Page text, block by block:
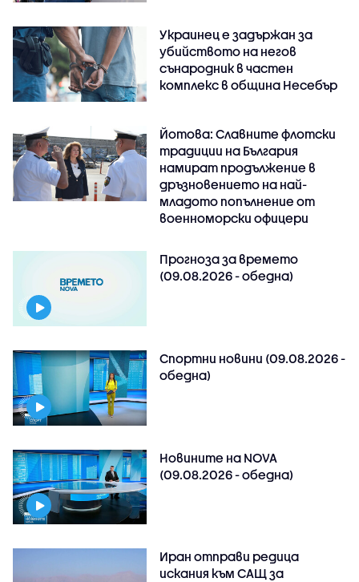
Украинец е задържан за
убийството на негов
сънародник в частен
комплекс в община Несебър
Йотова: Славните флотски
традиции на България
намират продължение в
дръзновението на най-
младото попълнение от
военноморски офицери
Прогноза за времето
(09.08.2026 - обедна)
Спортни новини (09.08.2026 -
обедна)
Новините на NOVA
(09.08.2026 - обедна)
Иран отправи редица
искания към САЩ за